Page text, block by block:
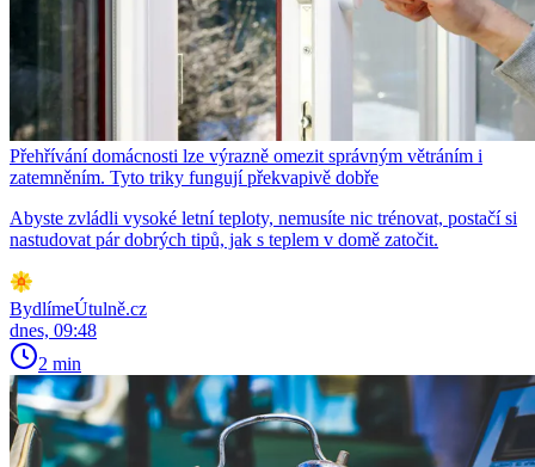
Přehřívání domácnosti lze výrazně omezit správným větráním i
zatemněním. Tyto triky fungují překvapivě dobře
Abyste zvládli vysoké letní teploty, nemusíte nic trénovat, postačí si
nastudovat pár dobrých tipů, jak s teplem v domě zatočit.
BydlímeÚtulně.cz
dnes, 09:48
2 min